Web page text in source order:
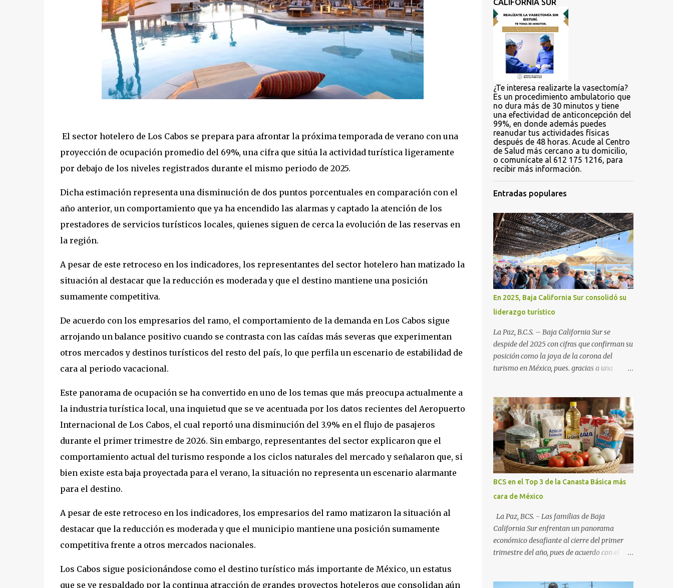
El sector hotelero de Los Cabos se prepara para afrontar la próxima temporada de verano con una
proyección de ocupación promedio del 69%, una cifra que sitúa la actividad turística ligeramente
por debajo de los niveles registrados durante el mismo periodo de 2025.
Dicha estimación representa una disminución de dos puntos porcentuales en comparación con el
año anterior, un comportamiento que ya ha encendido las alarmas y captado la atención de los
prestadores de servicios turísticos locales, quienes siguen de cerca la evolución de las reservas en
la región.
A pesar de este retroceso en los indicadores, los representantes del sector hotelero han matizado la
situación al destacar que la reducción es moderada y que el destino mantiene una posición
sumamente competitiva.
De acuerdo con los empresarios del ramo, el comportamiento de la demanda en Los Cabos sigue
arrojando un balance positivo cuando se contrasta con las caídas más severas que experimentan
otros mercados y destinos turísticos del resto del país, lo que perfila un escenario de estabilidad de
cara al periodo vacacional.
Este panorama de ocupación se ha convertido en uno de los temas que más preocupa actualmente a
la industria turística local, una inquietud que se ve acentuada por los datos recientes del Aeropuerto
Internacional de Los Cabos, el cual reportó una disminución del 3.9% en el flujo de pasajeros
durante el primer trimestre de 2026. Sin embargo, representantes del sector explicaron que el
comportamiento actual del turismo responde a los ciclos naturales del mercado y señalaron que, si
bien existe esta baja proyectada para el verano, la situación no representa un escenario alarmante
para el destino.
A pesar de este retroceso en los indicadores, los empresarios del ramo matizaron la situación al
destacar que la reducción es moderada y que el municipio mantiene una posición sumamente
competitiva frente a otros mercados nacionales.
Los Cabos sigue posicionándose como el destino turístico más importante de México, un estatus
que se ve respaldado por la continua atracción de grandes proyectos hoteleros que consolidan aún
CALIFORNIA SUR
¿Te interesa realizarte la vasectomía?
Es un procedimiento ambulatorio que
no dura más de 30 minutos y tiene
una efectividad de anticoncepción del
99%, en donde además puedes
reanudar tus actividades físicas
después de 48 horas. Acude al Centro
de Salud más cercano a tu domicilio,
o comunícate al 612 175 1216, para
recibir más información.
Entradas populares
En 2025, Baja California Sur consolidó su
liderazgo turístico
La Paz, B.C.S. – Baja California Sur se
despide del 2025 con cifras que confirman su
posición como la joya de la corona del
turismo en México, pues. gracias a una
fideicomisos de promoción, la entidad
proyecta un cierre de año marcado por una
ocupación hotelera robusta, una
conectividad aérea en ascenso y una
derrama económica sin precedentes. Las
proyecciones para este periodo vacacional
son optimistas, con un promedio estatal que
supera el 70% . Sin embargo, la sorpresa del
año la ha dado el norte del estado. Comondú
encabeza las expectativas con un
impresionante 89% de ocupación,
impulsado por el interés creciente en el
turismo de naturaleza. Le siguen destinos
Nuevo). La Paz: 66%. Loreto: 58%. Mulegé:
BCS en el Top 3 de la Canasta Básica más
cara de México
La Paz, BCS. - Las familias de Baja
California Sur enfrentan un panorama
económico desafiante al cierre del primer
trimestre del año, pues de acuerdo con el